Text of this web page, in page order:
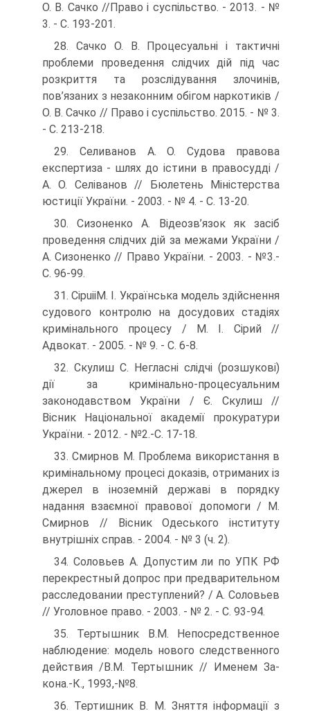
О. В. Сачко //Пра­во і суспільство. - 2013. - №
3. - С. 193-201.
28. Сачко О. В. Процесуальні і тактичні
проблеми проведен­ня слідчих дій під час
розкриття та розслідування злочинів,
пов’язаних з незаконним обігом наркотиків /
О. В. Сачко // Право і суспільство. 2015. - № 3.
- С. 213-218.
29. Селиванов А. О. Судова правова
експертиза - шлях до істини в правосудді /
А. О. Селіванов // Бюлетень Міністерства
юсти­ції України. - 2003. - № 4. - С. 13-20.
30. Сизоненко А. Відеозв’язок як засіб
проведення слідчих дій за межами України /
А. Сизоненко // Право України. - 2003. - №3.-
С. 96-99.
31. CipuiiM. І. Українська модель здійснення
судового контролю на досудових стадіях
кримінального процесу / М. І. Сірий //
Адвокат. - 2005. - № 9. - С. 6-8.
32. Скулиш С. Негласні слідчі (розшукові)
дії за криміналь­но-процесуальним
законодавством України / Є. Скулиш //
Вісник Національної академії прокуратури
України. - 2012. - №2.-С. 17-18.
33. Смирнов М. Проблема використання в
кримінальному про­цесі доказів, отриманих із
джерел в іноземній державі в по­рядку
надання взаємної правової допомоги / М.
Смирнов // Вісник Одеського інституту
внутрішніх справ. - 2004. - № 3 (ч. 2).
34. Соловьев А. Допустим ли по УПК РФ
перекрестный допрос при предварительном
расследовании преступлений? / А. Со­ловьев
// Уголовное право. - 2003. - № 2. - С. 93-94.
35. Тертышник В.М. Непосредственное
наблюдение: модель но­вого следственного
действия /В.М. Тертышник // Именем За­
кона.-К., 1993,-№8.
36. Тертишник В. М. Зняття інформації з